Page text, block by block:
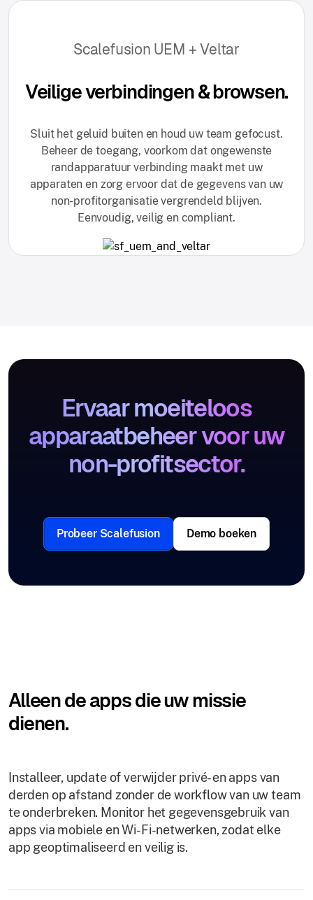
Scalefusion UEM + Veltar
Veilige verbindingen & browsen.
Sluit het geluid buiten en houd uw team gefocust.
Beheer de toegang, voorkom dat ongewenste
randapparatuur verbinding maakt met uw
apparaten en zorg ervoor dat de gegevens van uw
non-profitorganisatie vergrendeld blijven.
Eenvoudig, veilig en compliant.
Ervaar moeiteloos
apparaatbeheer voor uw
non-profitsector.
Probeer Scalefusion Demo boeken
Alleen de apps die uw missie
dienen.
Installeer, update of verwijder privé- en apps van
derden op afstand zonder de workflow van uw team
te onderbreken. Monitor het gegevensgebruik van
apps via mobiele en Wi-Fi-netwerken, zodat elke
app geoptimaliseerd en veilig is.